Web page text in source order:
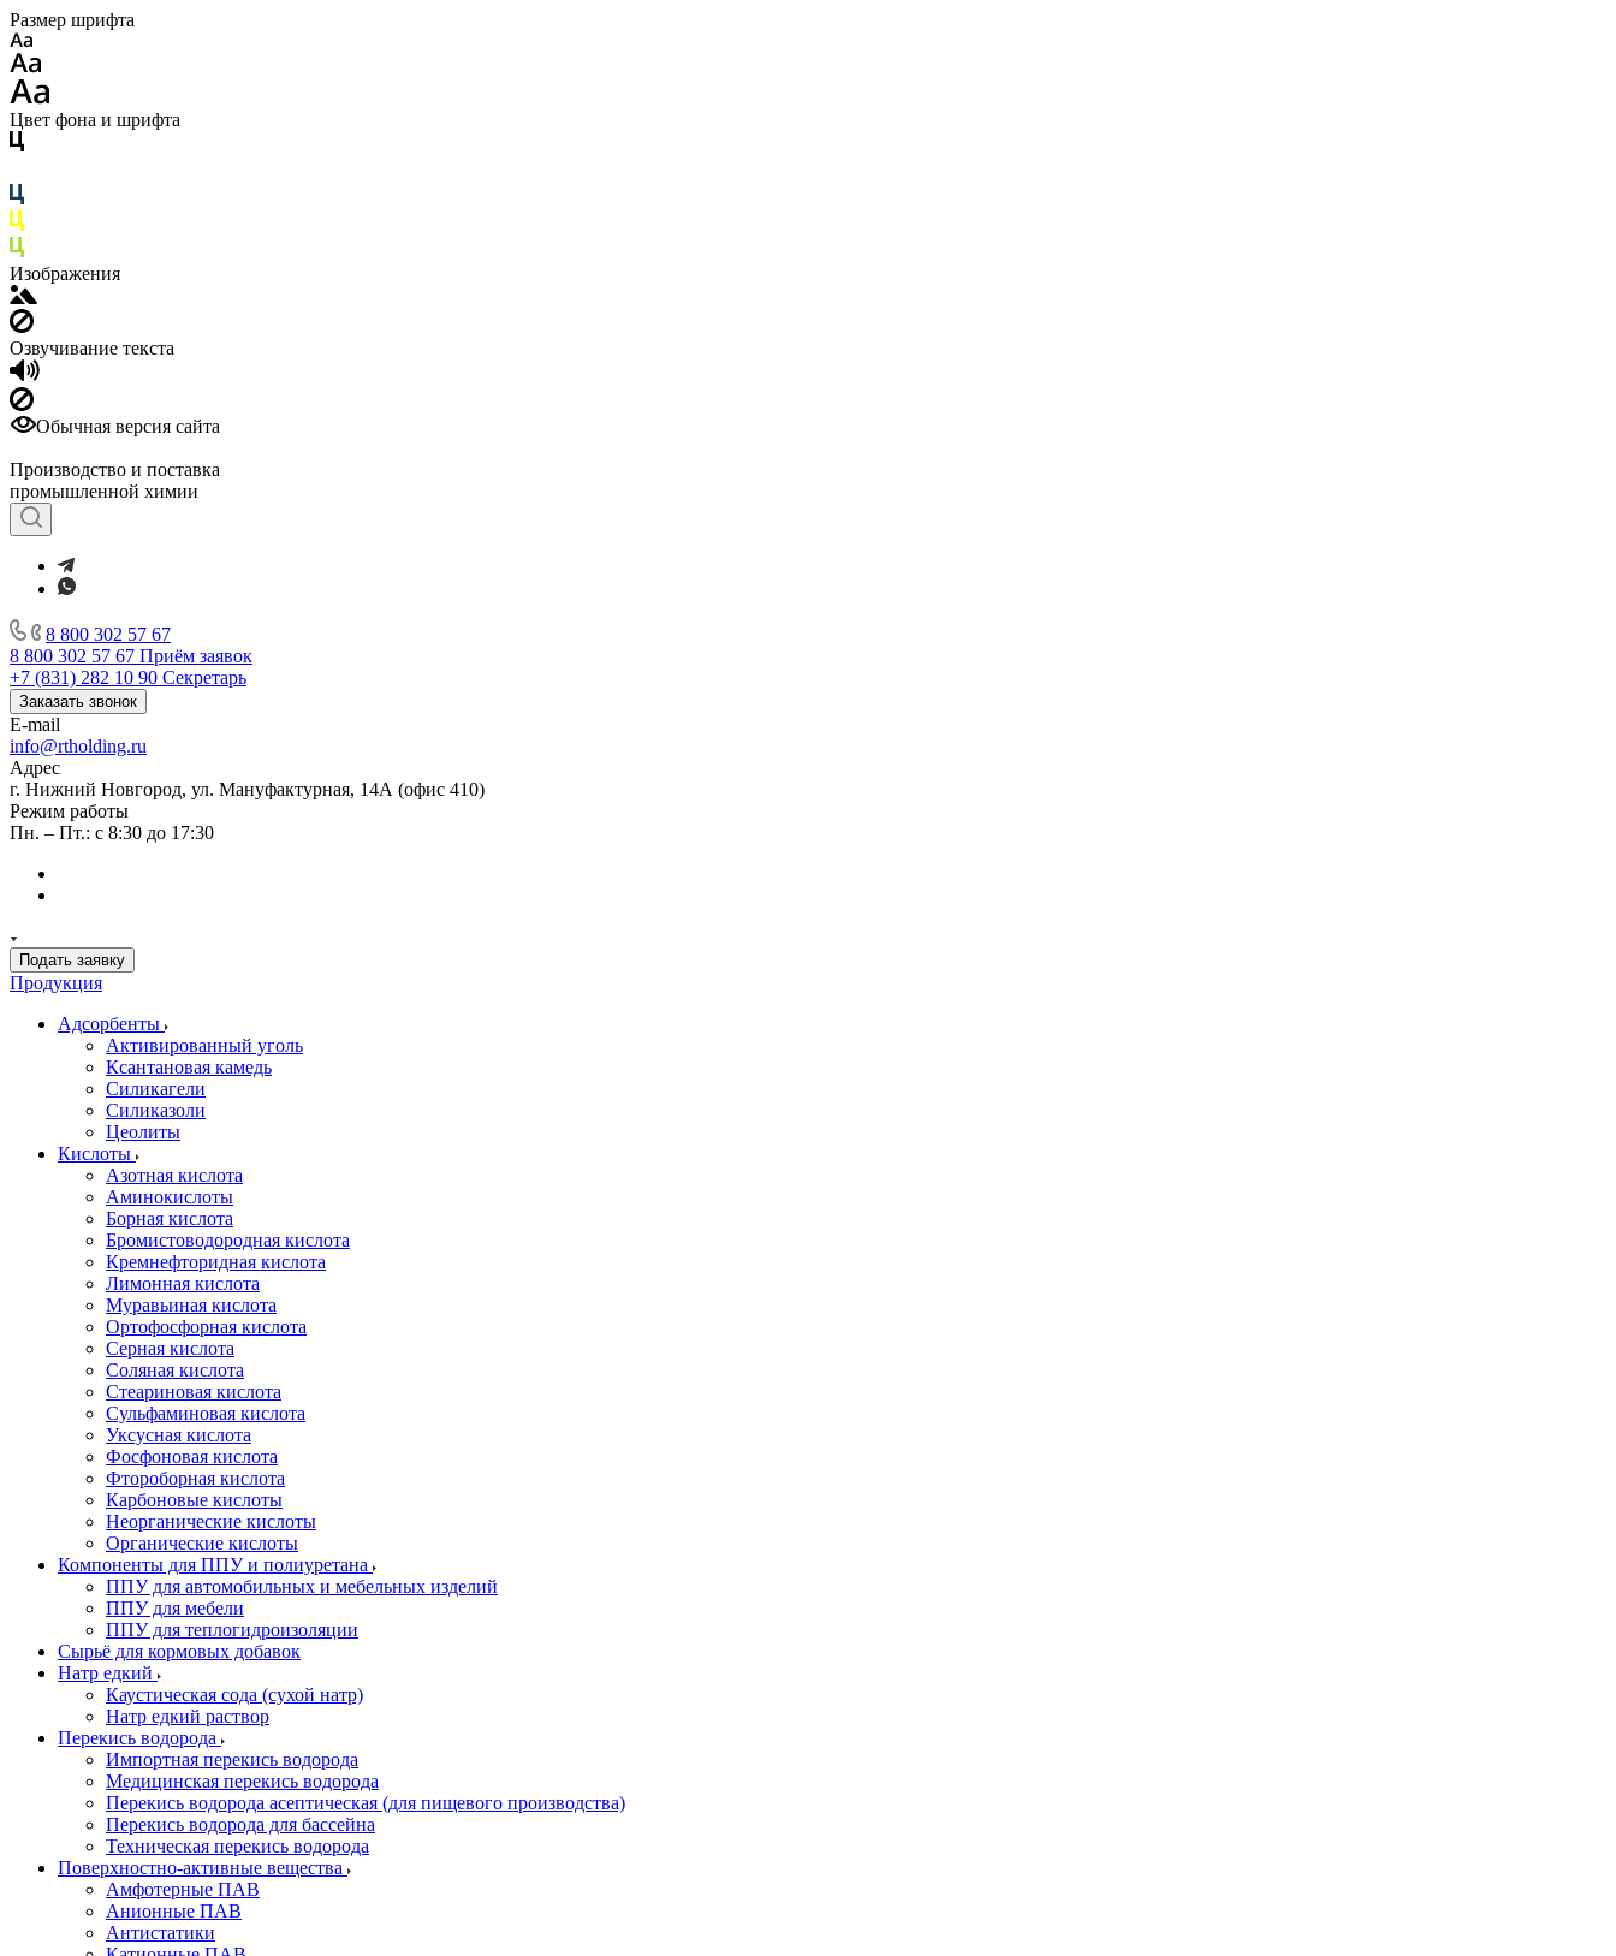
Размер шрифта
Цвет фона и шрифта
Изображения
Озвучивание текста
Обычная версия сайта
Производство и поставка
промышленной химии
8 800 302 57 67
8 800 302 57 67 Приём заявок
+7 (831) 282 10 90 Секретарь
Заказать звонок
E-mail
info@rtholding.ru
Адрес
г. Нижний Новгород, ул. Мануфактурная, 14А (офис 410)
Режим работы
Пн. – Пт.: с 8:30 до 17:30
Подать заявку
Продукция
Адсорбенты
Активированный уголь
Ксантановая камедь
Силикагели
Силиказоли
Цеолиты
Кислоты
Азотная кислота
Аминокислоты
Борная кислота
Бромистоводородная кислота
Кремнефторидная кислота
Лимонная кислота
Муравьиная кислота
Ортофосфорная кислота
Серная кислота
Соляная кислота
Стеариновая кислота
Сульфаминовая кислота
Уксусная кислота
Фосфоновая кислота
Фтороборная кислота
Карбоновые кислоты
Неорганические кислоты
Органические кислоты
Компоненты для ППУ и полиуретана
ППУ для автомобильных и мебельных изделий
ППУ для мебели
ППУ для теплогидроизоляции
Сырьё для кормовых добавок
Натр едкий
Каустическая сода (сухой натр)
Натр едкий раствор
Перекись водорода
Импортная перекись водорода
Медицинская перекись водорода
Перекись водорода асептическая (для пищевого производства)
Перекись водорода для бассейна
Техническая перекись водорода
Поверхностно-активные вещества
Амфотерные ПАВ
Анионные ПАВ
Антистатики